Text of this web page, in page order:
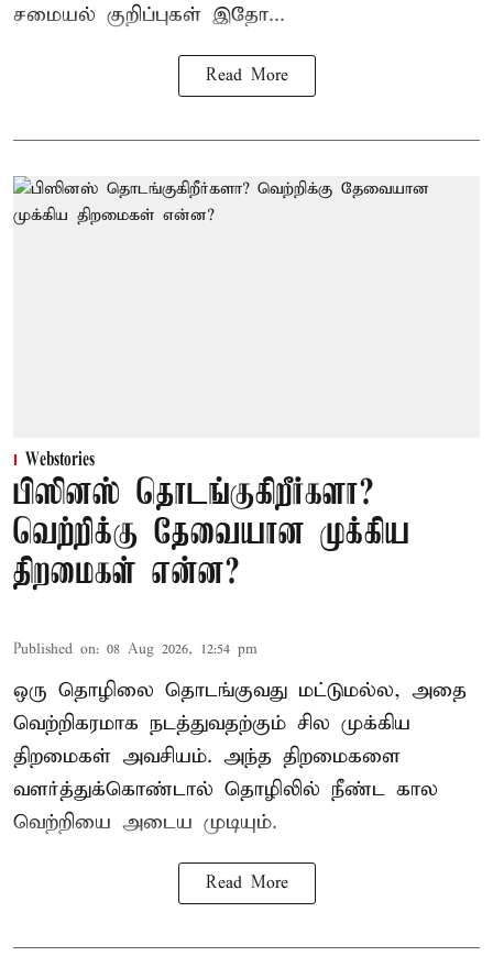
சமையல் குறிப்புகள் இதோ...
Read More
Webstories
பிஸினஸ் தொடங்குகிறீர்களா?
வெற்றிக்கு தேவையான முக்கிய
திறமைகள் என்ன?
Published on: 08 Aug 2026, 12:54 pm
ஒரு தொழிலை தொடங்குவது மட்டுமல்ல, அதை
வெற்றிகரமாக நடத்துவதற்கும் சில முக்கிய
திறமைகள் அவசியம். அந்த திறமைகளை
வளர்த்துக்கொண்டால் தொழிலில் நீண்ட கால
வெற்றியை அடைய முடியும்.
Read More